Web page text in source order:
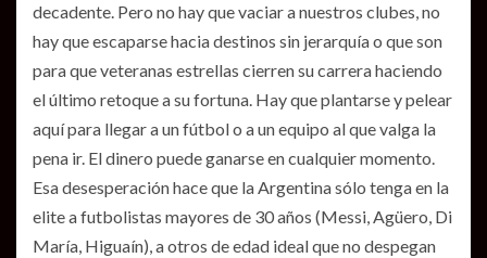
decadente. Pero no hay que vaciar a nuestros clubes, no
hay que escaparse hacia destinos sin jerarquía o que son
para que veteranas estrellas cierren su carrera haciendo
el último retoque a su fortuna. Hay que plantarse y pelear
aquí para llegar a un fútbol o a un equipo al que valga la
pena ir. El dinero puede ganarse en cualquier momento.
Esa desesperación hace que la Argentina sólo tenga en la
elite a futbolistas mayores de 30 años (Messi, Agüero, Di
María, Higuaín), a otros de edad ideal que no despegan